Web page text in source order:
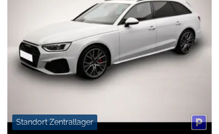
Standort Zentrallager